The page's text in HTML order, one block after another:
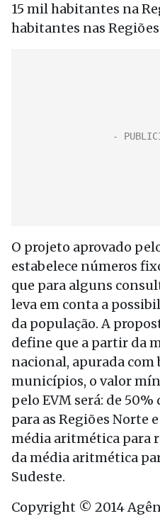
15 mil habitantes na
habitantes nas
O projeto aprovado
estabelece números
que para alguns
leva em conta a
da população. A
define que a partir da
nacional, apurada com
municípios, o valor
pelo EVM será: de
para as Regiões Norte
média aritmética para
da média aritmética
Sudeste.
Copyright © 2014